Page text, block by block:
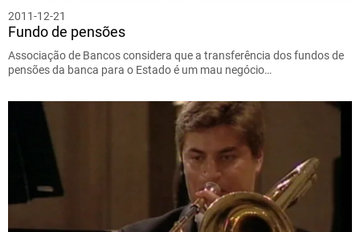
2011-12-21
Fundo de pensões
Associação de Bancos considera que a transferência dos fundos de
pensões da banca para o Estado é um mau negócio…